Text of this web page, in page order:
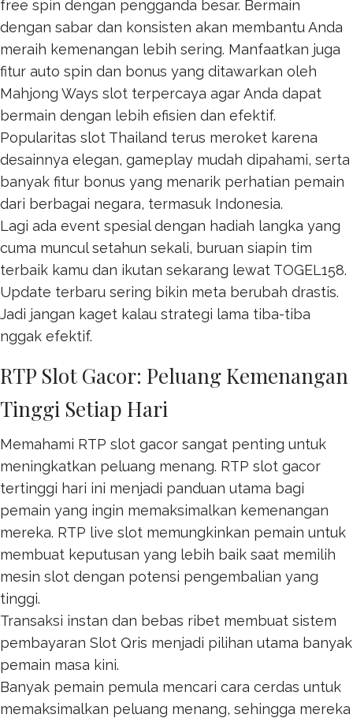
free spin dengan pengganda besar. Bermain
dengan sabar dan konsisten akan membantu Anda
meraih kemenangan lebih sering. Manfaatkan juga
fitur auto spin dan bonus yang ditawarkan oleh
Mahjong Ways slot terpercaya agar Anda dapat
bermain dengan lebih efisien dan efektif.
Popularitas slot Thailand terus meroket karena
desainnya elegan, gameplay mudah dipahami, serta
banyak fitur bonus yang menarik perhatian pemain
dari berbagai negara, termasuk Indonesia.
Lagi ada event spesial dengan hadiah langka yang
cuma muncul setahun sekali, buruan siapin tim
terbaik kamu dan ikutan sekarang lewat TOGEL158.
Update terbaru sering bikin meta berubah drastis.
Jadi jangan kaget kalau strategi lama tiba-tiba
nggak efektif.
RTP Slot Gacor: Peluang Kemenangan
Tinggi Setiap Hari
Memahami RTP slot gacor sangat penting untuk
meningkatkan peluang menang. RTP slot gacor
tertinggi hari ini menjadi panduan utama bagi
pemain yang ingin memaksimalkan kemenangan
mereka. RTP live slot memungkinkan pemain untuk
membuat keputusan yang lebih baik saat memilih
mesin slot dengan potensi pengembalian yang
tinggi.
Transaksi instan dan bebas ribet membuat sistem
pembayaran Slot Qris menjadi pilihan utama banyak
pemain masa kini.
Banyak pemain pemula mencari cara cerdas untuk
memaksimalkan peluang menang, sehingga mereka